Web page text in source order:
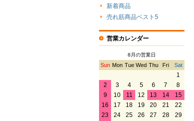
新着商品
売れ筋商品ベスト5
営業カレンダー
8月の営業日
Sun Mon Tue Wed Thu Fri Sat
1
2
3 4 5 6 7
8
9
10 11 12 13 14
15
16
17 18 19 20 21
22
23
24 25 26 27 28
29